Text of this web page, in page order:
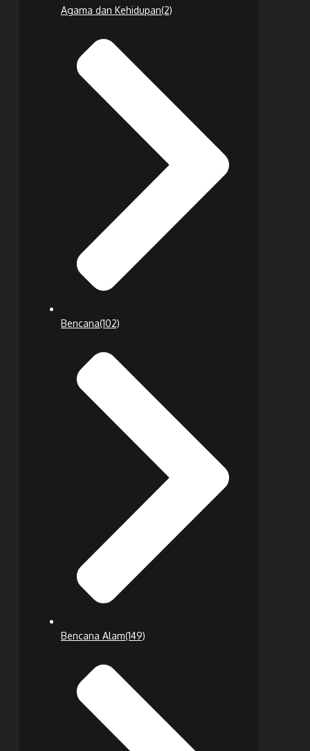
Agama dan Kehidupan(2)
Bencana(102)
Bencana Alam(149)